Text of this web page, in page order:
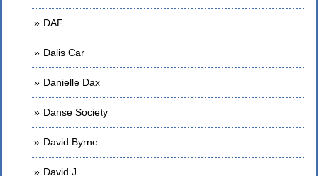
DAF
Dalis Car
Danielle Dax
Danse Society
David Byrne
David J